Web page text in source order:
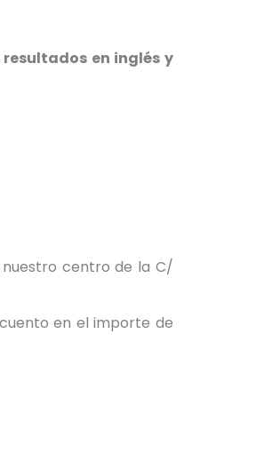
en inglés y
nuestro centro de la C/
en el importe de